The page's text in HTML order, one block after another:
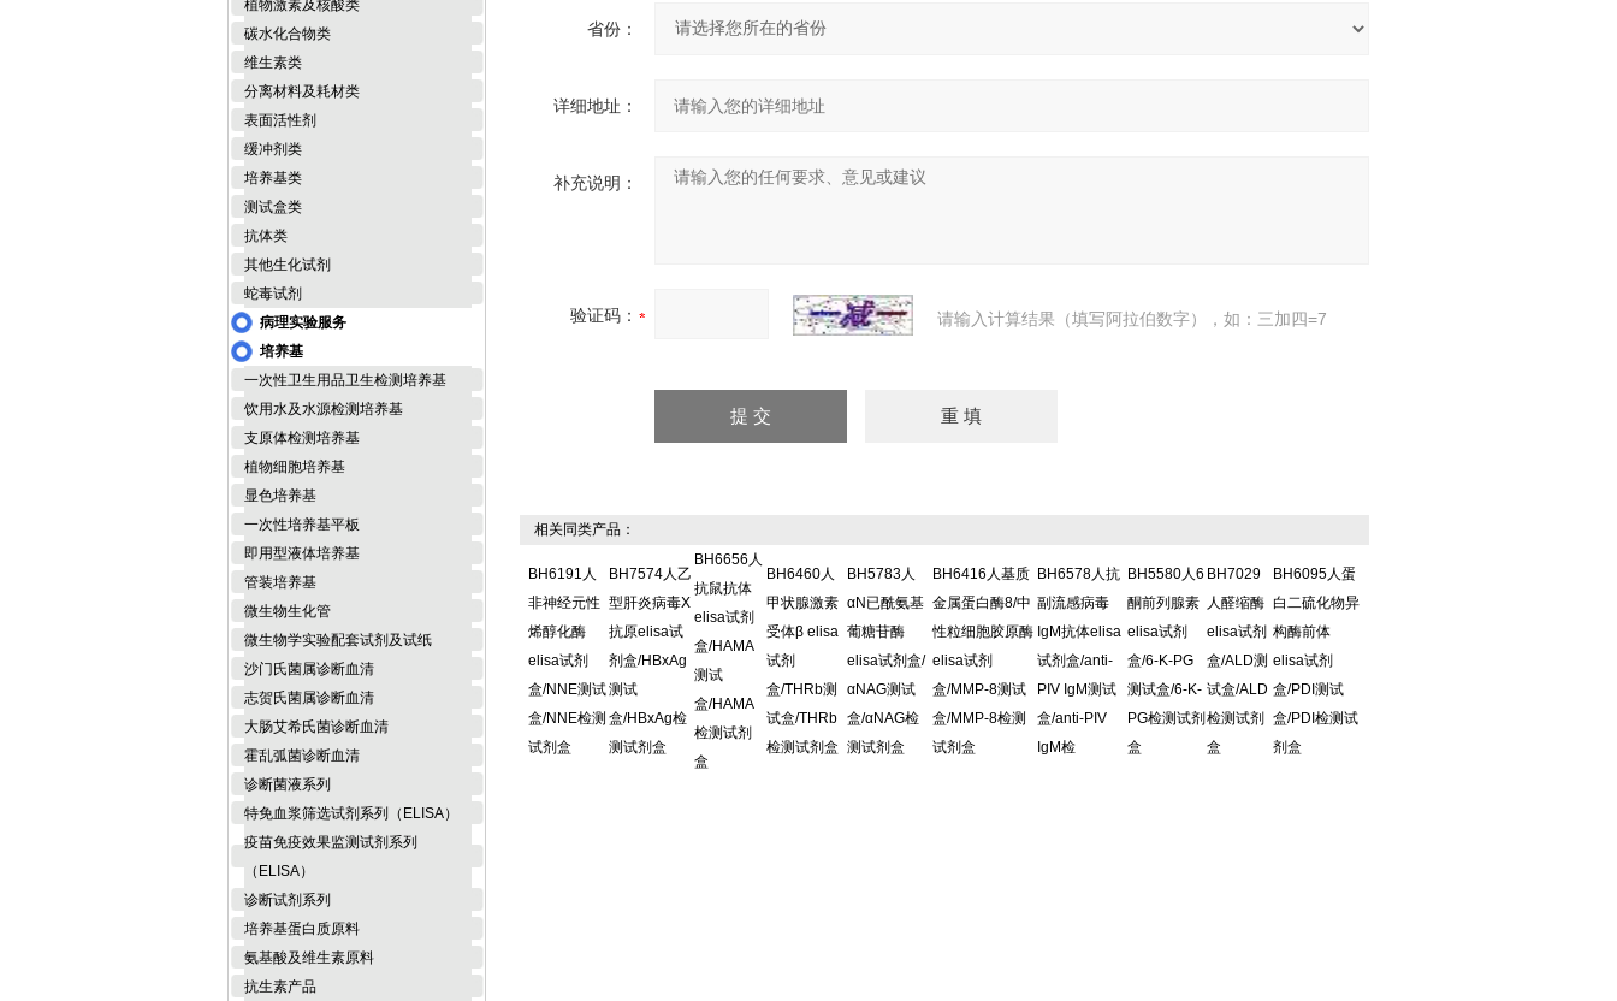
植物激素及核酸类
碳水化合物类
维生素类
分离材料及耗材类
表面活性剂
缓冲剂类
培养基类
测试盒类
抗体类
其他生化试剂
蛇毒试剂
病理实验服务
培养基
一次性卫生用品卫生检测培养基
饮用水及水源检测培养基
支原体检测培养基
植物细胞培养基
显色培养基
一次性培养基平板
即用型液体培养基
管装培养基
微生物生化管
微生物学实验配套试剂及试纸
沙门氏菌属诊断血清
志贺氏菌属诊断血清
大肠艾希氏菌诊断血清
霍乱弧菌诊断血清
诊断菌液系列
特免血浆筛选试剂系列（ELISA）
疫苗免疫效果监测试剂系列
（ELISA）
诊断试剂系列
培养基蛋白质原料
氨基酸及维生素原料
抗生素产品
省份：
详细地址：
补充说明：
验证码： 请输入计算结果（填写阿拉伯数字），如：三加四=7
相关同类产品：
BH6191人
非神经元性
烯醇化酶
elisa试剂
盒/NNE测试
盒/NNE检测
试剂盒
BH7574人乙
型肝炎病毒X
抗原elisa试
剂盒/HBxAg
测试
盒/HBxAg检
测试剂盒
BH6656人
抗鼠抗体
elisa试剂
盒/HAMA
测试
盒/HAMA
检测试剂
盒
BH6460人
甲状腺激素
受体β elisa
试剂
盒/THRb测
试盒/THRb
检测试剂盒
BH5783人
αN已酰氨基
葡糖苷酶
elisa试剂盒/
αNAG测试
盒/αNAG检
测试剂盒
BH6416人基质
金属蛋白酶8/中
性粒细胞胶原酶
elisa试剂
盒/MMP-8测试
盒/MMP-8检测
试剂盒
BH6578人抗
副流感病毒
IgM抗体elisa
试剂盒/anti-
PIV IgM测试
盒/anti-PIV
IgM检
BH5580人6
酮前列腺素
elisa试剂
盒/6-K-PG
测试盒/6-K-
PG检测试剂
盒
BH7029
人醛缩酶
elisa试剂
盒/ALD测
试盒/ALD
检测试剂
盒
BH6095人蛋
白二硫化物异
构酶前体
elisa试剂
盒/PDI测试
盒/PDI检测试
剂盒